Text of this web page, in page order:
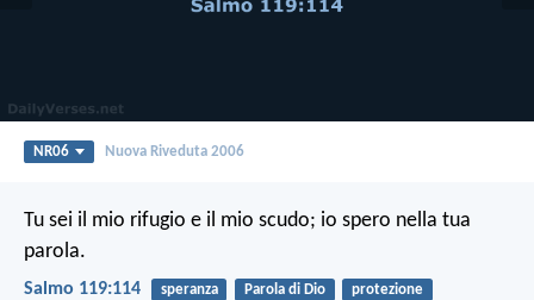
NR06 Nuova Riveduta 2006
Tu sei il mio rifugio e il mio scudo; io spero nella tua
parola.
Salmo 119:114 speranza Parola di Dio protezione